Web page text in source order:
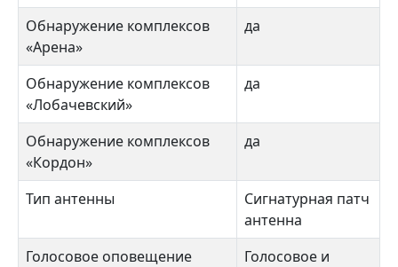
Обнаружение комплексов
«Арена»
да
Обнаружение комплексов
«Лобачевский»
да
Обнаружение комплексов
«Кордон»
да
Тип антенны
Сигнатурная патч
антенна
Голосовое оповещение
Голосовое и